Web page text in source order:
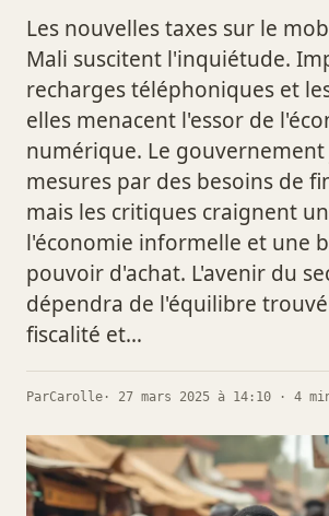
Les nouvelles taxes sur le
Mali suscitent l'inquiétude.
recharges téléphoniques et
elles menacent l'essor de
numérique. Le gouvernement
mesures par des besoins de
mais les critiques craignent
l'économie informelle et une
pouvoir d'achat. L'avenir du
dépendra de l'équilibre
fiscalité et…
ParCarolle · 27 mars 2025 à 14:10 · 4